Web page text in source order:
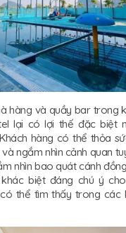
hàng và quầy bar trong
lại có lợi thế đặc biệt
hàng có thể thỏa
ngắm nhìn cảnh quan
nhìn bao quát cánh
biệt đáng chú ý
thể tìm thấy trong các